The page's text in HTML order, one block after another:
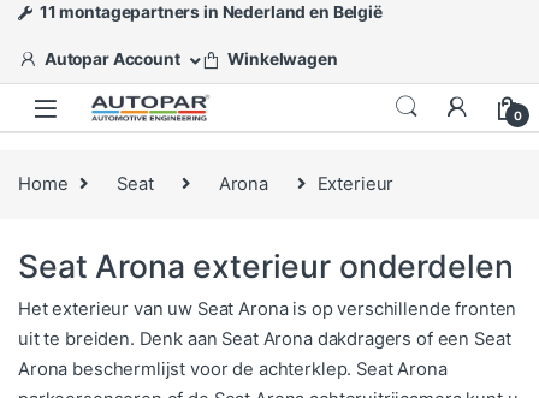
11 montagepartners in Nederland en België
Autopar Account Winkelwagen
0
Home Seat Arona Exterieur
Seat Arona exterieur onderdelen
Het exterieur van uw Seat Arona is op verschillende fronten
uit te breiden. Denk aan Seat Arona dakdragers of een Seat
Arona beschermlijst voor de achterklep. Seat Arona